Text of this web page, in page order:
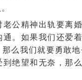
精神出轨要离婚
通。如果我们还爱
么我们就要勇敢
到绝望和无奈，那